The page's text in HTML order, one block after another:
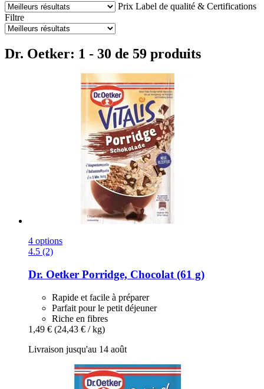
Prix Label de qualité & Certifications
Filtre
Dr. Oetker: 1 - 30 de 59 produits
4 options
4.5 (2)
Dr. Oetker Porridge, Chocolat (61 g)
Rapide et facile à préparer
Parfait pour le petit déjeuner
Riche en fibres
1,49 € (24,43 € / kg)
Livraison jusqu'au 14 août